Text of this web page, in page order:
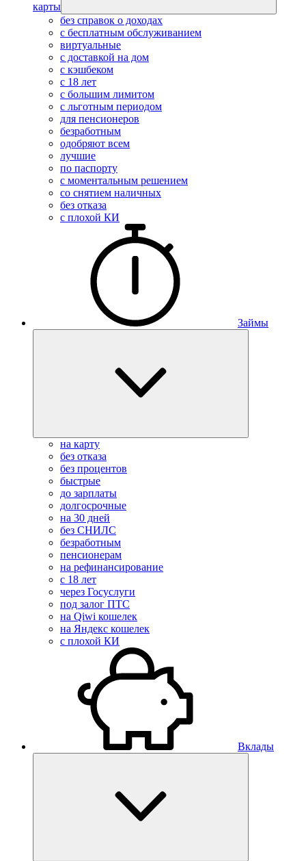
карты
без справок о доходах
с бесплатным обслуживанием
виртуальные
с доставкой на дом
с кэшбеком
с 18 лет
с большим лимитом
с льготным периодом
для пенсионеров
безработным
одобряют всем
лучшие
по паспорту
с моментальным решением
со снятием наличных
без отказа
с плохой КИ
Займы
на карту
без отказа
без процентов
быстрые
до зарплаты
долгосрочные
на 30 дней
без СНИЛС
безработным
пенсионерам
на рефинансирование
с 18 лет
через Госуслуги
под залог ПТС
на Qiwi кошелек
на Яндекс кошелек
с плохой КИ
Вклады